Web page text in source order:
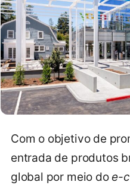
Com o objetivo de
entrada de produtos
global por meio do e-